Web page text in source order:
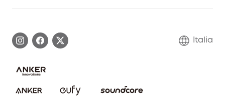
Annulla ordine
Contattaci
Italia